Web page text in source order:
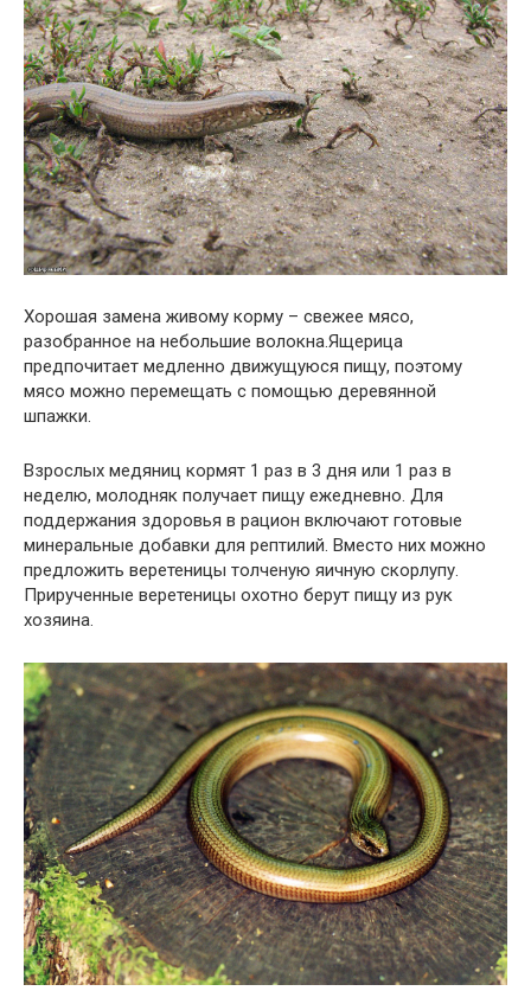
Хорошая замена живому корму – свежее мясо,
разобранное на небольшие волокна.Ящерица
предпочитает медленно движущуюся пищу, поэтому
мясо можно перемещать с помощью деревянной
шпажки.
Взрослых медяниц кормят 1 раз в 3 дня или 1 раз в
неделю, молодняк получает пищу ежедневно. Для
поддержания здоровья в рацион включают готовые
минеральные добавки для рептилий. Вместо них можно
предложить веретеницы толченую яичную скорлупу.
Прирученные веретеницы охотно берут пищу из рук
хозяина.